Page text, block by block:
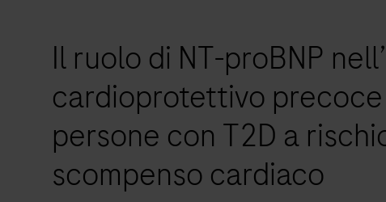
Il ruolo di NT-proBNP
cardioprotettivo
persone con T2D a
scompenso cardiaco